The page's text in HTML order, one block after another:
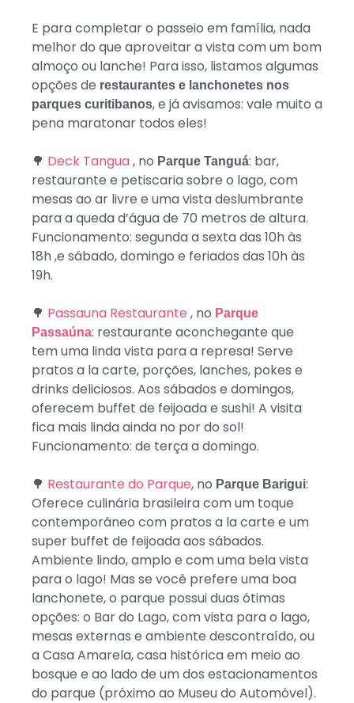
E para completar o passeio em família, nada
melhor do que aproveitar a vista com um bom
almoço ou lanche! Para isso, listamos algumas
opções de restaurantes e lanchonetes nos
parques curitibanos, e já avisamos: vale muito a
pena maratonar todos eles!
🌳 Deck Tangua, no Parque Tanguá: bar,
restaurante e petiscaria sobre o lago, com
mesas ao ar livre e uma vista deslumbrante
para a queda d’água de 70 metros de altura.
Funcionamento: segunda a sexta das 10h às
18h ,e sábado, domingo e feriados das 10h às
19h.
🌳 Passauna Restaurante , no Parque
Passaúna: restaurante aconchegante que
tem uma linda vista para a represa! Serve
pratos a la carte, porções, lanches, pokes e
drinks deliciosos. Aos sábados e domingos,
oferecem buffet de feijoada e sushi! A visita
fica mais linda ainda no por do sol!
Funcionamento: de terça a domingo.
🌳 Restaurante do Parque, no Parque Barigui:
Oferece culinária brasileira com um toque
contemporâneo com pratos a la carte e um
super buffet de feijoada aos sábados.
Ambiente lindo, amplo e com uma bela vista
para o lago! Mas se você prefere uma boa
lanchonete, o parque possui duas ótimas
opções: o Bar do Lago, com vista para o lago,
mesas externas e ambiente descontraído, ou
a Casa Amarela, casa histórica em meio ao
bosque e ao lado de um dos estacionamentos
do parque (próximo ao Museu do Automóvel).